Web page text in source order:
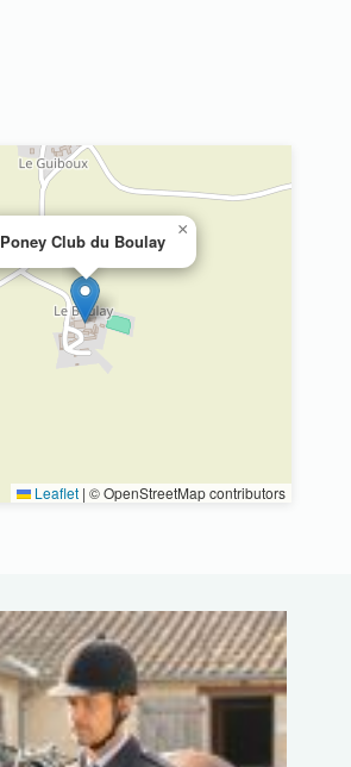
Poney Club du Boulay
×
Leaflet | © OpenStreetMap contributors